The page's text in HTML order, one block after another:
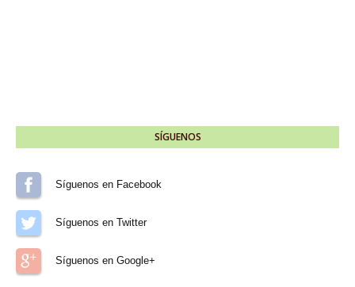
SÍGUENOS
Síguenos en Facebook
Síguenos en Twitter
Síguenos en Google+